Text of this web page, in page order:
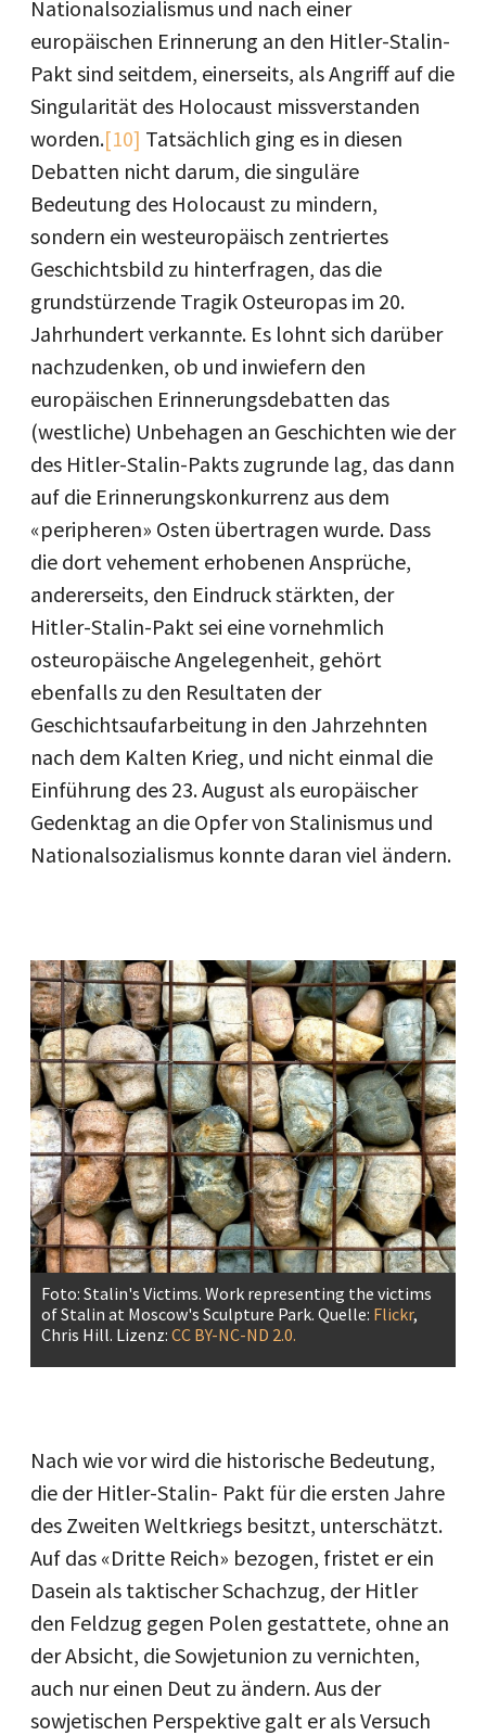
Nationalsozialismus und nach einer
europäischen Erinnerung an den Hitler-Stalin-
Pakt sind seitdem, einerseits, als Angriff auf die
Singularität des Holocaust missverstanden
worden.[10] Tatsächlich ging es in diesen
Debatten nicht darum, die singuläre
Bedeutung des Holocaust zu mindern,
sondern ein westeuropäisch zentriertes
Geschichtsbild zu hinterfragen, das die
grundstürzende Tragik Osteuropas im 20.
Jahrhundert verkannte. Es lohnt sich darüber
nachzudenken, ob und inwiefern den
europäischen Erinnerungsdebatten das
(westliche) Unbehagen an Geschichten wie der
des Hitler-Stalin-Pakts zugrunde lag, das dann
auf die Erinnerungskonkurrenz aus dem
«peripheren» Osten übertragen wurde. Dass
die dort vehement erhobenen Ansprüche,
andererseits, den Eindruck stärkten, der
Hitler-Stalin-Pakt sei eine vornehmlich
osteuropäische Angelegenheit, gehört
ebenfalls zu den Resultaten der
Geschichtsaufarbeitung in den Jahrzehnten
nach dem Kalten Krieg, und nicht einmal die
Einführung des 23. August als europäischer
Gedenktag an die Opfer von Stalinismus und
Nationalsozialismus konnte daran viel ändern.
Foto: Stalin's Victims. Work representing the victims
of Stalin at Moscow's Sculpture Park. Quelle: Flickr,
Chris Hill. Lizenz: CC BY-NC-ND 2.0.
Nach wie vor wird die historische Bedeutung,
die der Hitler-Stalin- Pakt für die ersten Jahre
des Zweiten Weltkriegs besitzt, unterschätzt.
Auf das «Dritte Reich» bezogen, fristet er ein
Dasein als taktischer Schachzug, der Hitler
den Feldzug gegen Polen gestattete, ohne an
der Absicht, die Sowjetunion zu vernichten,
auch nur einen Deut zu ändern. Aus der
sowjetischen Perspektive galt er als Versuch